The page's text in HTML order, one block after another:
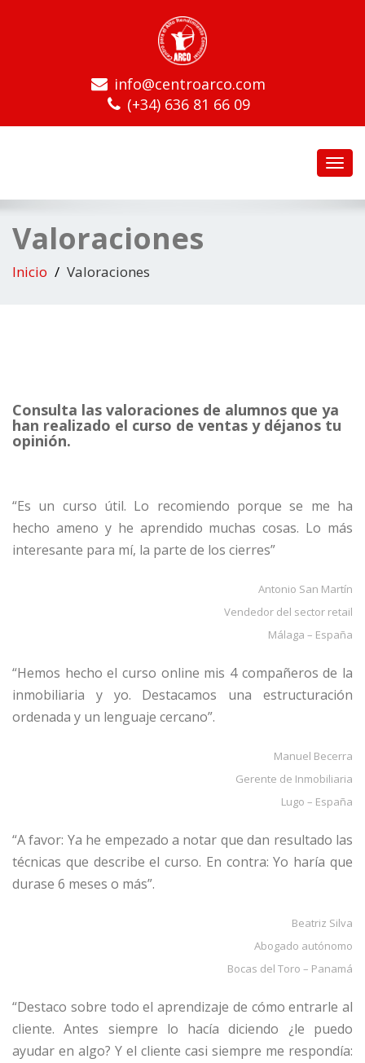
info@centroarco.com
(+34) 636 81 66 09
Valoraciones
Inicio Valoraciones
Consulta las valoraciones de alumnos que ya
han realizado el curso de ventas y déjanos tu
opinión.
“Es un curso útil. Lo recomiendo porque se me ha
hecho ameno y he aprendido muchas cosas. Lo más
interesante para mí, la parte de los cierres”
Antonio San Martín
Vendedor del sector retail
Málaga – España
“Hemos hecho el curso online mis 4 compañeros de la
inmobiliaria y yo. Destacamos una estructuración
ordenada y un lenguaje cercano”.
Manuel Becerra
Gerente de Inmobiliaria
Lugo – España
“A favor: Ya he empezado a notar que dan resultado las
técnicas que describe el curso. En contra: Yo haría que
durase 6 meses o más”.
Beatriz Silva
Abogado autónomo
Bocas del Toro – Panamá
“Destaco sobre todo el aprendizaje de cómo entrarle al
cliente. Antes siempre lo hacía diciendo ¿le puedo
ayudar en algo? Y el cliente casi siempre me respondía: